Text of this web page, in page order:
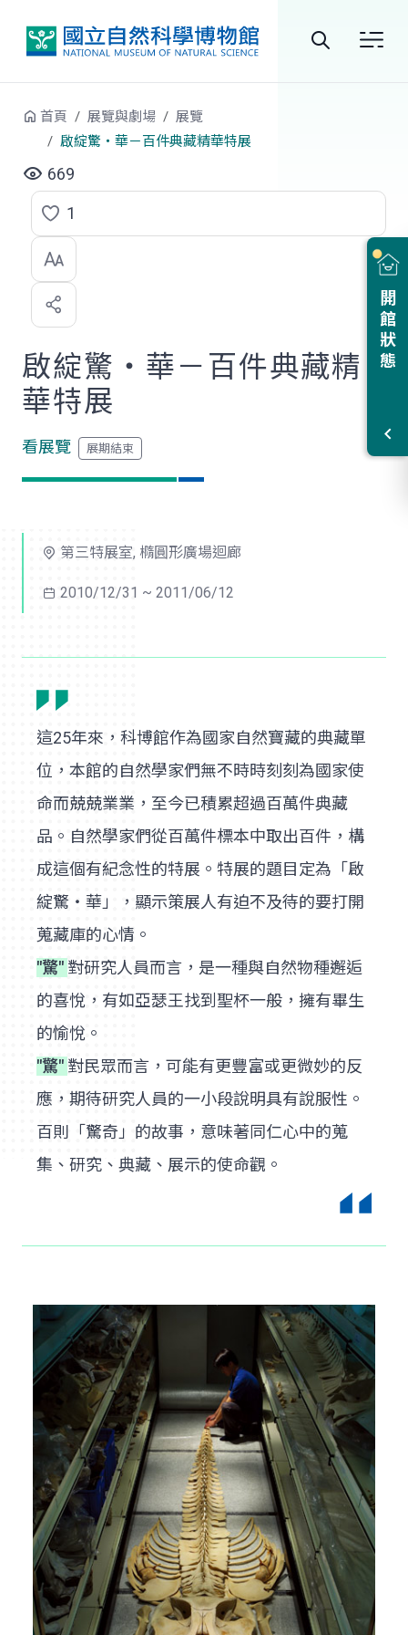
開館狀態
首頁 展覽與劇場
展覽
啟綻驚‧華－百件典藏精華特展
669
點
選
喜
歡
1
啟綻驚‧華－百件典藏精
華特展
看展覽
第三特展室, 橢圓形廣場迴廊
2010/12/31 ~ 2011/06/12
這25年來，科博館作為國家自然寶藏的典藏單
位，本館的自然學家們無不時時刻刻為國家使
命而兢兢業業，至今已積累超過百萬件典藏
品。自然學家們從百萬件標本中取出百件，構
成這個有紀念性的特展。特展的題目定為「啟
綻驚‧華」，顯示策展人有迫不及待的要打開
蒐藏庫的心情。
"驚" 對研究人員而言，是一種與自然物種邂逅
的喜悅，有如亞瑟王找到聖杯一般，擁有畢生
的愉悅。
"驚" 對民眾而言，可能有更豐富或更微妙的反
應，期待研究人員的一小段說明具有說服性。
百則「驚奇」的故事，意味著同仁心中的蒐
集、研究、典藏、展示的使命觀。